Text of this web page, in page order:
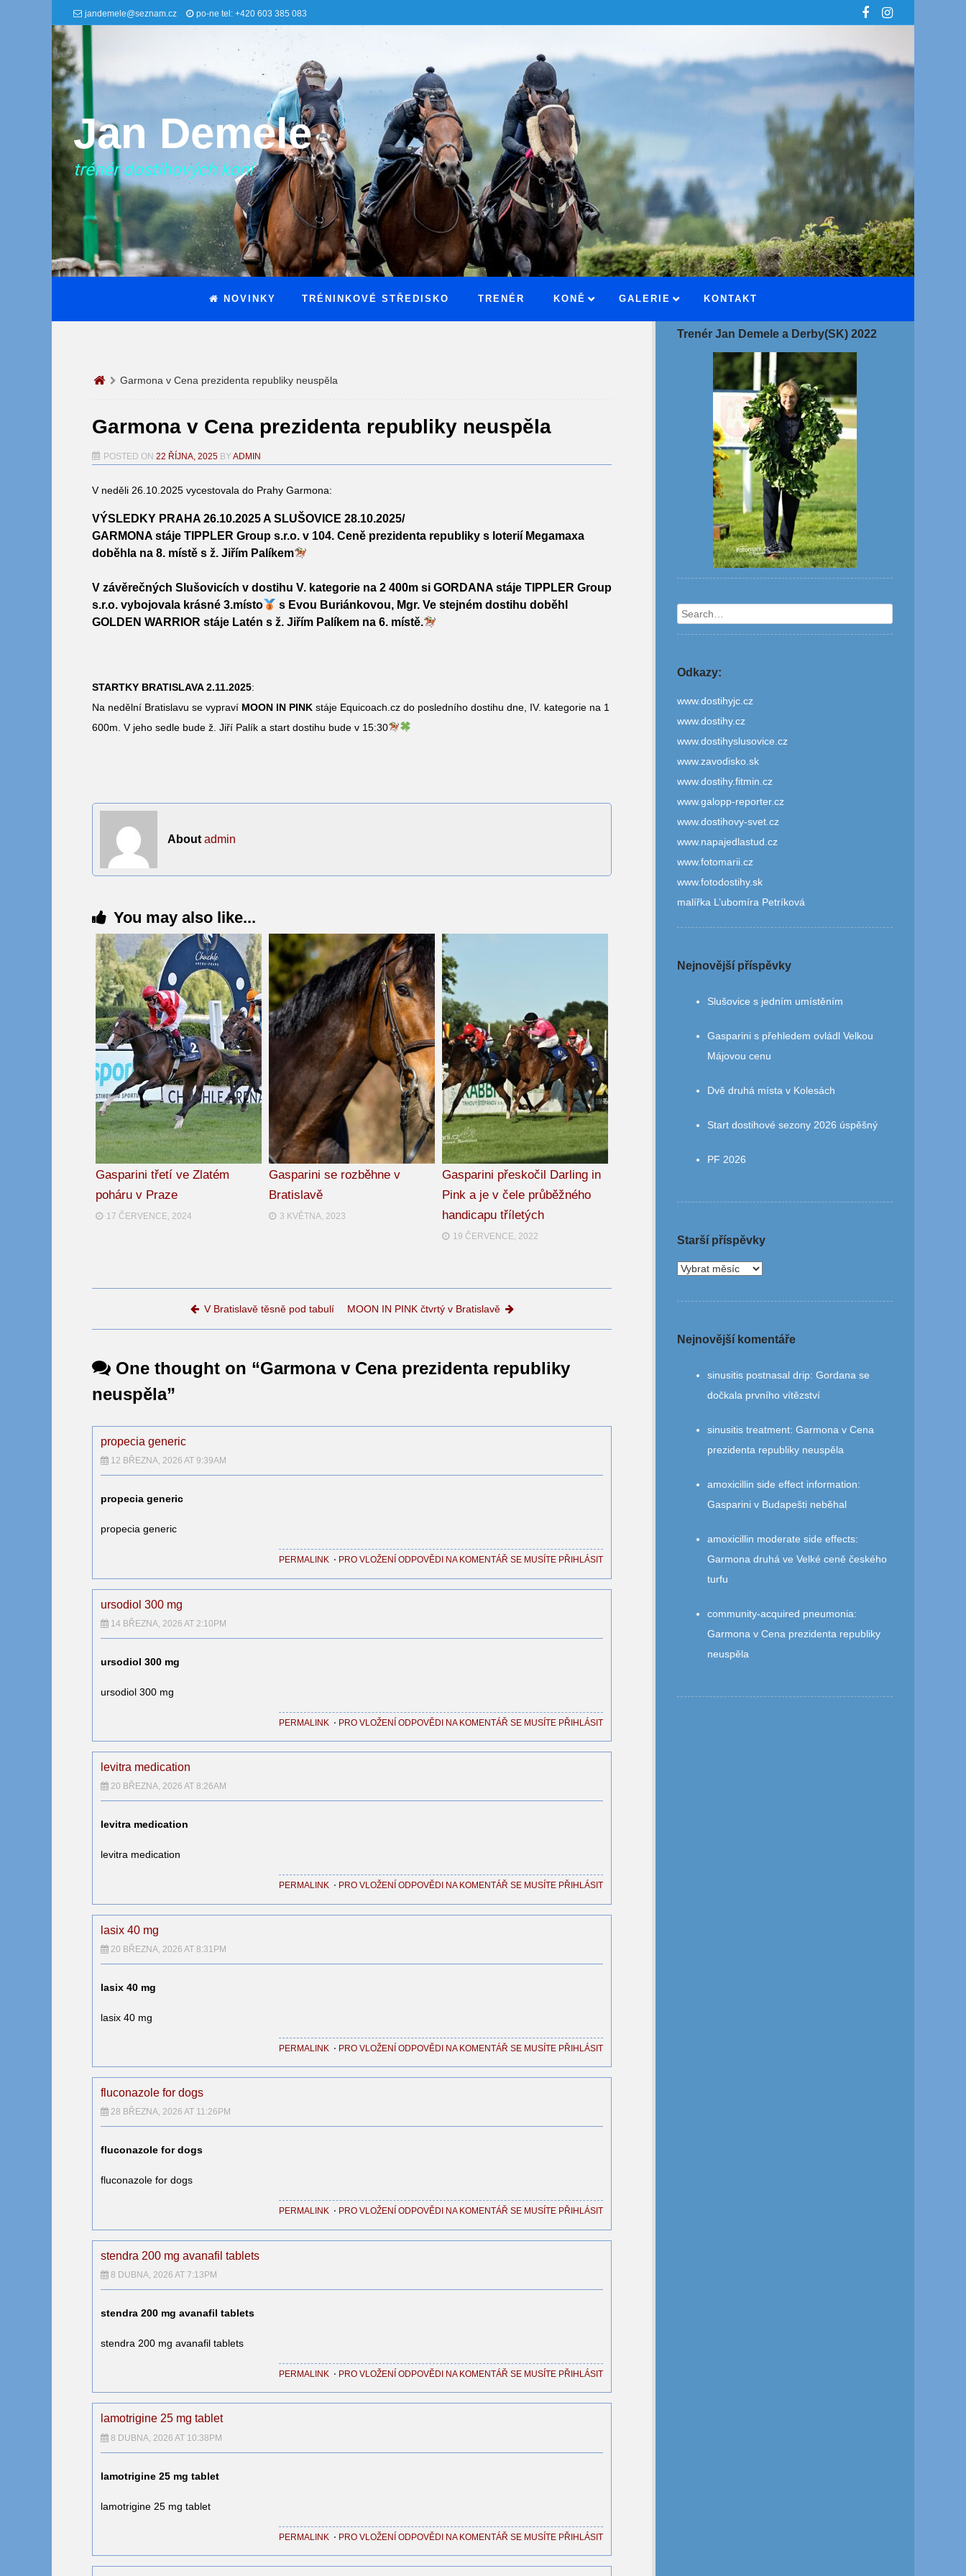
jandemele@seznam.cz po-ne tel: +420 603 385 083
Jan Demele
trénér dostihových koní
NOVINKY TRÉNINKOVÉ STŘEDISKO TRENÉR KONĚ GALERIE KONTAKT
Garmona v Cena prezidenta republiky neuspěla
Garmona v Cena prezidenta republiky neuspěla
POSTED ON 22 ŘÍJNA, 2025 BYADMIN
V neděli 26.10.2025 vycestovala do Prahy Garmona:
VÝSLEDKY PRAHA 26.10.2025 A SLUŠOVICE 28.10.2025/
GARMONA stáje TIPPLER Group s.r.o. v 104. Ceně prezidenta republiky s loterií Megamaxa
doběhla na 8. místě s ž. Jiřím Palíkem
V závěrečných Slušovicích v dostihu V. kategorie na 2 400m si GORDANA stáje TIPPLER Group
s.r.o. vybojovala krásné 3.místo
s Evou Buriánkovou, Mgr. Ve stejném dostihu doběhl
GOLDEN WARRIOR stáje Latén s ž. Jiřím Palíkem na 6. místě.
STARTKY BRATISLAVA 2.11.2025:
Na nedělní Bratislavu se vypraví MOON IN PINK stáje Equicoach.cz do posledního dostihu dne, IV. kategorie na 1
600m. V jeho sedle bude ž. Jiří Palík a start dostihu bude v 15:30
About admin
You may also like...
Gasparini třetí ve Zlatém
poháru v Praze
17 ČERVENCE, 2024
Gasparini se rozběhne v
Bratislavě
3 KVĚTNA, 2023
Gasparini přeskočil Darling in
Pink a je v čele průběžného
handicapu tříletých
19 ČERVENCE, 2022
Post navigationV Bratislavě těsně pod tabulí MOON IN PINK čtvrtý v Bratislavě
One thought on “Garmona v Cena prezidenta republiky
neuspěla”
propecia generic
12 BŘEZNA, 2026 AT 9:39AM
propecia generic
propecia generic
PERMALINK⋅ PRO VLOŽENÍ ODPOVĚDI NA KOMENTÁŘ SE MUSÍTE PŘIHLÁSIT
ursodiol 300 mg
14 BŘEZNA, 2026 AT 2:10PM
ursodiol 300 mg
ursodiol 300 mg
PERMALINK⋅ PRO VLOŽENÍ ODPOVĚDI NA KOMENTÁŘ SE MUSÍTE PŘIHLÁSIT
levitra medication
20 BŘEZNA, 2026 AT 8:26AM
levitra medication
levitra medication
PERMALINK⋅ PRO VLOŽENÍ ODPOVĚDI NA KOMENTÁŘ SE MUSÍTE PŘIHLÁSIT
lasix 40 mg
20 BŘEZNA, 2026 AT 8:31PM
lasix 40 mg
lasix 40 mg
PERMALINK⋅ PRO VLOŽENÍ ODPOVĚDI NA KOMENTÁŘ SE MUSÍTE PŘIHLÁSIT
fluconazole for dogs
28 BŘEZNA, 2026 AT 11:26PM
fluconazole for dogs
fluconazole for dogs
PERMALINK⋅ PRO VLOŽENÍ ODPOVĚDI NA KOMENTÁŘ SE MUSÍTE PŘIHLÁSIT
stendra 200 mg avanafil tablets
8 DUBNA, 2026 AT 7:13PM
stendra 200 mg avanafil tablets
stendra 200 mg avanafil tablets
PERMALINK⋅ PRO VLOŽENÍ ODPOVĚDI NA KOMENTÁŘ SE MUSÍTE PŘIHLÁSIT
lamotrigine 25 mg tablet
8 DUBNA, 2026 AT 10:38PM
lamotrigine 25 mg tablet
lamotrigine 25 mg tablet
PERMALINK ⋅ PRO VLOŽENÍ ODPOVĚDI NA KOMENTÁŘ SE MUSÍTE PŘIHLÁSIT
Trenér Jan Demele a Derby(SK) 2022
Search
Odkazy:
www.dostihyjc.cz
www.dostihy.cz
www.dostihyslusovice.cz
www.zavodisko.sk
www.dostihy.fitmin.cz
www.galopp-reporter.cz
www.dostihovy-svet.cz
www.napajedlastud.cz
www.fotomarii.cz
www.fotodostihy.sk
malířka L’ubomíra Petríková
Nejnovější příspěvky
Slušovice s jedním umístěním
Gasparini s přehledem ovládl Velkou
Májovou cenu
Dvě druhá místa v Kolesách
Start dostihové sezony 2026 úspěšný
PF 2026
Starší příspěvky
Nejnovější komentáře
sinusitis postnasal drip: Gordana se
dočkala prvního vítězství
sinusitis treatment: Garmona v Cena
prezidenta republiky neuspěla
amoxicillin side effect information:
Gasparini v Budapešti neběhal
amoxicillin moderate side effects:
Garmona druhá ve Velké ceně českého
turfu
community‑acquired pneumonia:
Garmona v Cena prezidenta republiky
neuspěla